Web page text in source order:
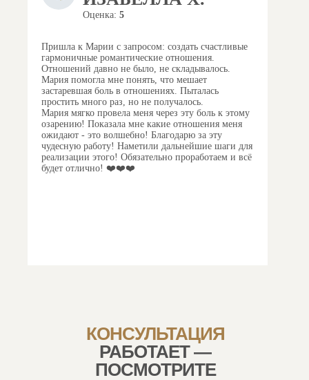
Оценка: 5
Пришла к Марии с запросом: создать счастливые
гармоничные романтические отношения.
Отношений давно не было, не складывалось.
Мария помогла мне понять, что мешает
застаревшая боль в отношениях. Пыталась
простить много раз, но не получалось.
Мария мягко провела меня через эту боль к этому
озарению! Показала мне какие отношения меня
ожидают - это волшебно! Благодарю за эту
чудесную работу! Наметили дальнейшие шаги для
реализации этого! Обязательно проработаем и всё
будет отлично! ❤️❤️❤️
КОНСУЛЬТАЦИЯ
РАБОТАЕТ —
ПОСМОТРИТЕ